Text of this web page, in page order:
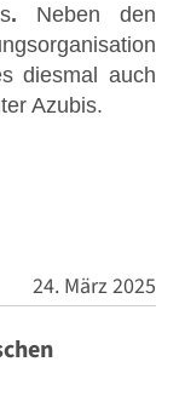
. Neben den
diesmal auch
Azubis.
24. März 2025